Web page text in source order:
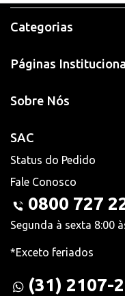
Categorias
Páginas
Sobre Nós
SAC
Status do Pedido
Fale Conosco
0800 727
Segunda à sexta 8:00
*Exceto feriados
(31) 2107-